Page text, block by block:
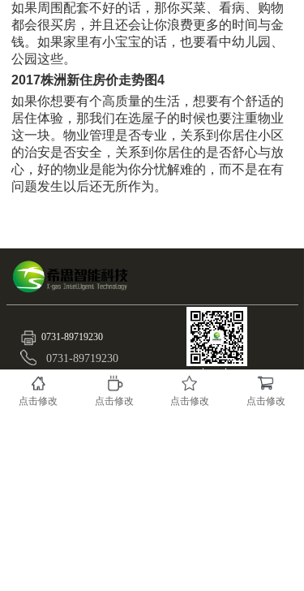
如果周围配套不好的话，那你买菜、看病、购物
都会很买房，并且还会让你浪费更多的时间与金
钱。如果家里有小宝宝的话，也要看中幼儿园、
公园这些。
2017株洲新住房价走势图4
如果你想要有个高质量的生活，想要有个舒适的
居住体验，那我们在选屋子的时候也要注重物业
这一块。物业管理是否专业，关系到你居住小区
的治安是否安全，关系到你居住的是否舒心与放
心，好的物业是能为你分忧解难的，而不是在有
问题发生以后还无所作为。
扫一扫
随时关注X-GAS最新资
讯！
0731-89719230
info@x-gas.com
湖南.长沙.国家高新区麓谷基地麓天路8号
0731-89719230
点击修改 点击修改 点击修改 点击修改